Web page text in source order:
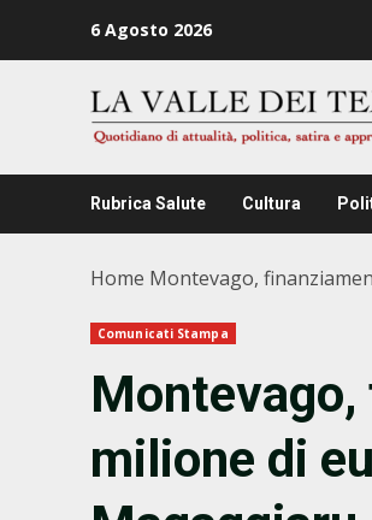
6 Agosto 2026
Rubrica Salute Cultura
Home Montevago,
Comunicati Stampa
milione di